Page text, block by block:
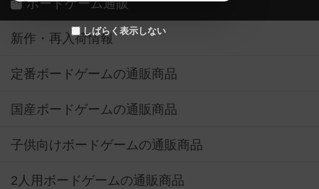
しばらく表示しない
ボードゲーム通販
新作・再入荷情報
定番ボードゲームの通販商品
国産ボードゲームの通販商品
子供向けボードゲームの通販商品
2人用ボードゲームの通販商品